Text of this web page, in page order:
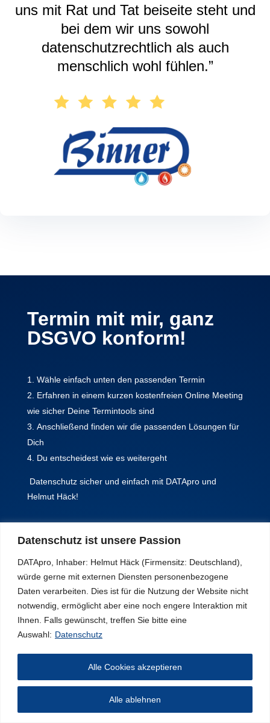
Datenschutz ist unsere Passion
DATApro, Inhaber: Helmut Häck (Firmensitz: Deutschland),
würde gerne mit externen Diensten personenbezogene
Daten verarbeiten. Dies ist für die Nutzung der Website nicht
notwendig, ermöglicht aber eine noch engere Interaktion mit
Ihnen. Falls gewünscht, treffen Sie bitte eine
Auswahl: Datenschutz
Alle ablehnen
Alle Cookies akzeptieren
uns mit Rat und Tat beiseite steht und
bei dem wir uns sowohl
datenschutzrechtlich als auch
menschlich wohl fühlen.”
Termin mit mir, ganz
DSGVO konform!
Wähle einfach unten den passenden Termin
Erfahren in einem kurzen kostenfreien Online Meeting
wie sicher Deine Termintools sind
Anschließend finden wir die passenden Lösungen für
Dich
Du entscheidest wie es weitergeht
Datenschutz sicher und einfach mit DATApro und
Helmut Häck!